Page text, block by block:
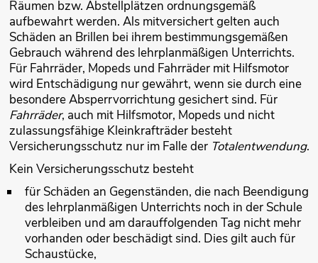
Räumen bzw. Abstellplätzen ordnungsgemäß
aufbewahrt werden. Als mitversichert gelten auch
Schäden an Brillen bei ihrem bestimmungsgemäßen
Gebrauch während des lehrplanmäßigen Unterrichts.
Für Fahrräder, Mopeds und Fahrräder mit Hilfsmotor
wird Entschädigung nur gewährt, wenn sie durch eine
besondere Absperrvorrichtung gesichert sind. Für
Fahrräder, auch mit Hilfsmotor, Mopeds und nicht
zulassungsfähige Kleinkrafträder besteht
Versicherungsschutz nur im Falle der Totalentwendung.
Kein Versicherungsschutz besteht
für Schäden an Gegenständen, die nach Beendigung
des lehrplanmäßigen Unterrichts noch in der Schule
verbleiben und am darauffolgenden Tag nicht mehr
vorhanden oder beschädigt sind. Dies gilt auch für
Schaustücke,